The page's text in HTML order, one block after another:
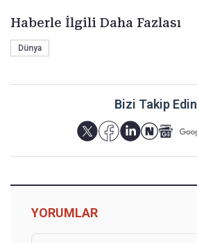
Haberle İlgili Daha Fazlası
Dünya
Bizi Takip Edin
YORUMLAR